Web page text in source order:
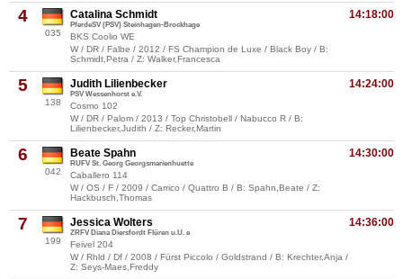
4
035
14:18:00
Catalina Schmidt
PferdeSV (PSV) Steinhagen-Brockhage
BKS Coolio WE
W / DR / Falbe / 2012 / FS Champion de Luxe / Black Boy / B:
Schmidt,Petra / Z: Walker,Francesca
5
138
14:24:00
Judith Lilienbecker
PSV Wessenhorst e.V.
Cosmo 102
W / DR / Palom / 2013 / Top Christobell / Nabucco R / B:
Lilienbecker,Judith / Z: Recker,Martin
6
042
14:30:00
Beate Spahn
RUFV St. Georg Georgsmarienhuette
Caballero 114
W / OS / F / 2009 / Carrico / Quattro B / B: Spahn,Beate / Z:
Hackbusch,Thomas
7
199
14:36:00
Jessica Wolters
ZRFV Diana Diersfordt Flüren u.U. e
Feivel 204
W / Rhld / Df / 2008 / Fürst Piccolo / Goldstrand / B: Krechter,Anja /
Z: Seys-Maes,Freddy